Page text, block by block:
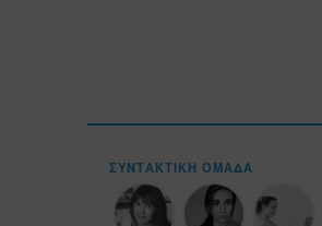
ΣΥΝΤΑΚΤΙΚΉ ΟΜΆΔΑ